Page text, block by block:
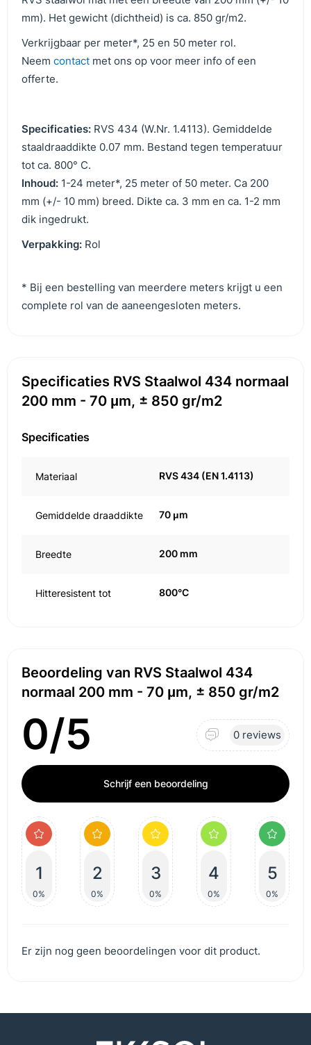
mm). Het gewicht (dichtheid) is ca. 850 gr/m2.
Verkrijgbaar per meter*, 25 en 50 meter rol.
Neem contact met ons op voor meer info of een
offerte.
Specificaties: RVS 434 (W.Nr. 1.4113). Gemiddelde
staaldraaddikte 0.07 mm. Bestand tegen temperatuur
tot ca. 800° C.
Inhoud: 1-24 meter*, 25 meter of 50 meter. Ca 200
mm (+/- 10 mm) breed. Dikte ca. 3 mm en ca. 1-2 mm
dik ingedrukt.
Verpakking: Rol
* Bij een bestelling van meerdere meters krijgt u een
complete rol van de aaneengesloten meters.
Specificaties RVS Staalwol 434 normaal
200 mm - 70 μm, ± 850 gr/m2
Specificaties
Materiaal RVS 434 (EN 1.4113)
Gemiddelde draaddikte 70 μm
Breedte 200 mm
Hitteresistent tot 800°C
Beoordeling van RVS Staalwol 434
normaal 200 mm - 70 μm, ± 850 gr/m2
0/5 0 reviews
Schrijf een beoordeling
1
0%
2
0%
3
0%
4
0%
5
0%
Er zijn nog geen beoordelingen voor dit product.